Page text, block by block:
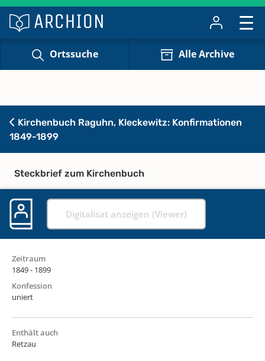
Ortssuche Alle Archive
Kirchenbuch Raguhn, Kleckewitz: Konfirmationen
1849-1899
Steckbrief zum Kirchenbuch
Digitalisat anzeigen (Viewer)
Zeitraum
1849 - 1899
Konfession
uniert
Enthält auch
Retzau